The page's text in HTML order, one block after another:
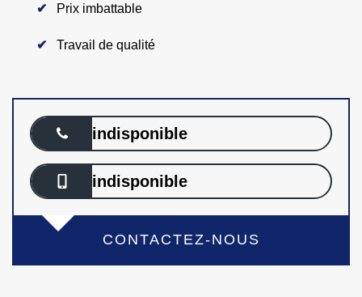
Prix imbattable
Travail de qualité
indisponible
indisponible
CONTACTEZ-NOUS